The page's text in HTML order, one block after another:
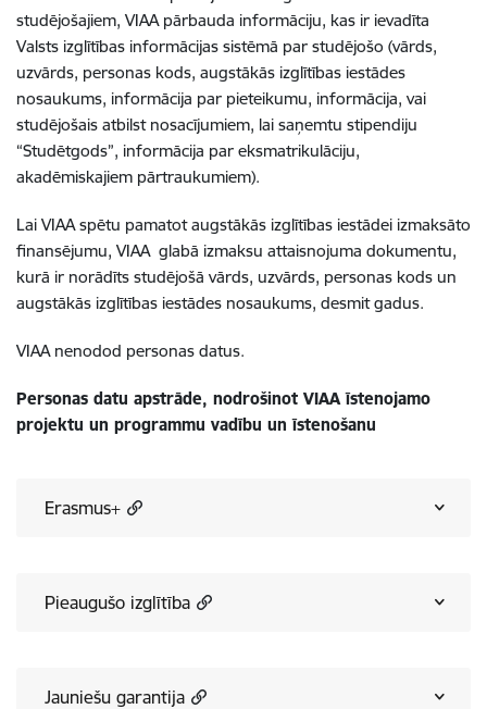
studējošajiem, VIAA pārbauda informāciju, kas ir ievadīta
Valsts izglītības informācijas sistēmā par studējošo (vārds,
uzvārds, personas kods, augstākās izglītības iestādes
nosaukums, informācija par pieteikumu, informācija, vai
studējošais atbilst nosacījumiem, lai saņemtu stipendiju
“Studētgods”, informācija par eksmatrikulāciju,
akadēmiskajiem pārtraukumiem).
Lai VIAA spētu pamatot augstākās izglītības iestādei izmaksāto
finansējumu, VIAA glabā izmaksu attaisnojuma dokumentu,
kurā ir norādīts studējošā vārds, uzvārds, personas kods un
augstākās izglītības iestādes nosaukums, desmit gadus.
VIAA nenodod personas datus.
Personas datu apstrāde, nodrošinot VIAA īstenojamo
projektu un programmu vadību un īstenošanu
Erasmus+
Pieaugušo izglītība
Jauniešu garantija